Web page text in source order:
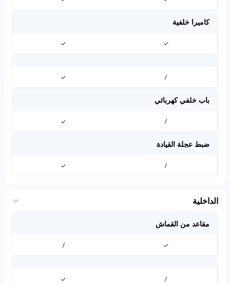
كاميرا خلفية
✓
✓
/
✓
باب خلفي كهربائي
/
✓
ضبط عجلة القيادة
/
✓
الداخلية
مقاعد من القماش
✓
/
/
✓